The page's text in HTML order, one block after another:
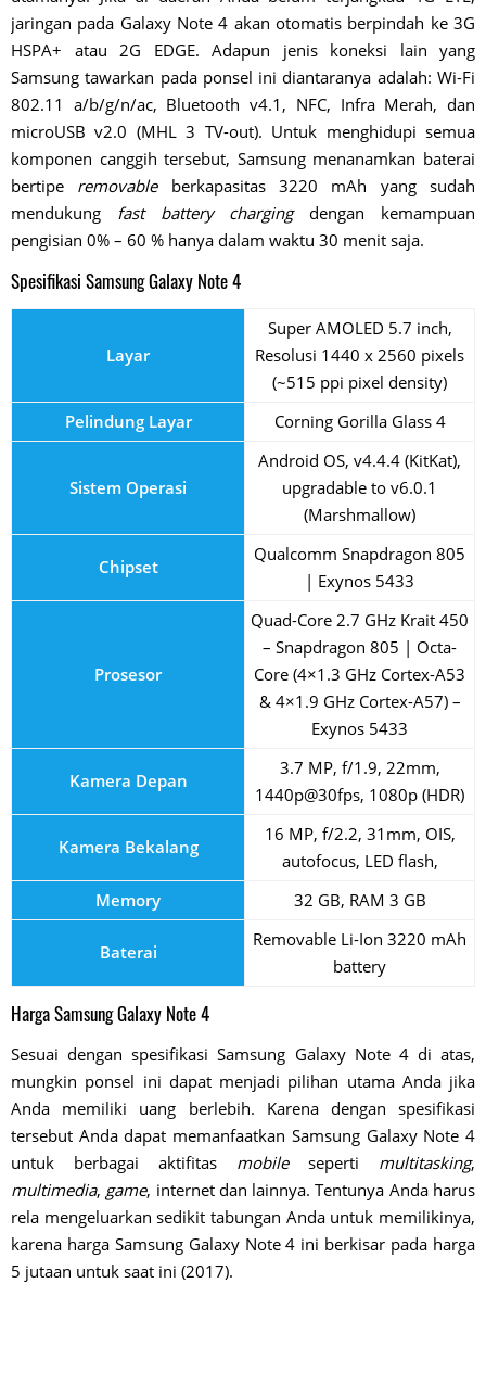
jaringan pada Galaxy Note 4 akan otomatis berpindah ke 3G
HSPA+ atau 2G EDGE. Adapun jenis koneksi lain yang
Samsung tawarkan pada ponsel ini diantaranya adalah: Wi-Fi
802.11 a/b/g/n/ac, Bluetooth v4.1, NFC, Infra Merah, dan
microUSB v2.0 (MHL 3 TV-out). Untuk menghidupi semua
komponen canggih tersebut, Samsung menanamkan baterai
bertipe removableberkapasitas 3220 mAh yang sudah
mendukung
fast battery chargingdengan kemampuan
pengisian 0% – 60 % hanya dalam waktu 30 menit saja.
Spesifikasi Samsung Galaxy Note 4
Layar
Super AMOLED 5.7 inch,
Resolusi 1440 x 2560 pixels
(~515 ppi pixel density)
Pelindung Layar
Corning Gorilla Glass 4
Sistem Operasi
Android OS, v4.4.4 (KitKat),
upgradable to v6.0.1
(Marshmallow)
Chipset
Qualcomm Snapdragon 805
| Exynos 5433
Prosesor
Quad-Core 2.7 GHz Krait 450
– Snapdragon 805 | Octa-
Core (4×1.3 GHz Cortex-A53
& 4×1.9 GHz Cortex-A57) –
Exynos 5433
Kamera Depan
3.7 MP, f/1.9, 22mm,
1440p@30fps, 1080p (HDR)
Kamera Bekalang
16 MP, f/2.2, 31mm, OIS,
autofocus, LED flash,
Memory
32 GB, RAM 3 GB
Baterai
Removable Li-Ion 3220 mAh
battery
Harga Samsung Galaxy Note 4
Sesuai dengan spesifikasi Samsung Galaxy Note 4 di atas,
mungkin ponsel ini dapat menjadi pilihan utama Anda jika
Anda memiliki uang berlebih. Karena dengan spesifikasi
tersebut Anda dapat memanfaatkan Samsung Galaxy Note 4
untuk berbagai aktifitas mobileseperti multitasking,
multimedia, game, internet dan lainnya. Tentunya Anda harus
rela mengeluarkan sedikit tabungan Anda untuk memilikinya,
karena harga Samsung Galaxy Note 4 ini berkisar pada harga
5 jutaan untuk saat ini (2017).